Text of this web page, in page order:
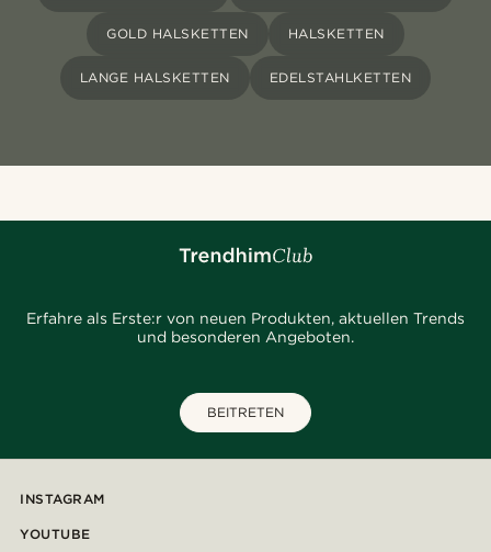
GOLD HALSKETTEN HALSKETTEN
LANGE HALSKETTEN EDELSTAHLKETTEN
Erfahre als Erste:r von neuen Produkten, aktuellen Trends
und besonderen Angeboten.
BEITRETEN
INSTAGRAM
YOUTUBE